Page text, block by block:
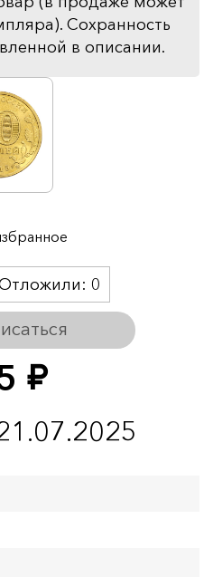
Сохранность
в описании.
руб.
0